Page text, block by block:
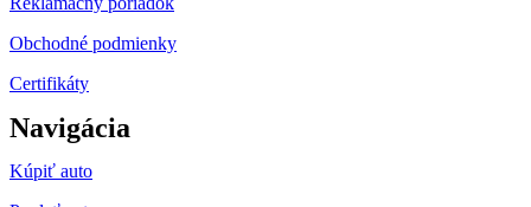
Obchodné podmienky
Certifikáty
Navigácia
Kúpiť auto